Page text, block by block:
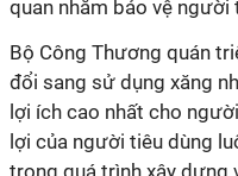
quan nhằm bảo vệ
Bộ Công Thương quán
đổi sang sử dụng xăng
lợi ích cao nhất cho
lợi của người tiêu dùng
trong quá trình xây dựng